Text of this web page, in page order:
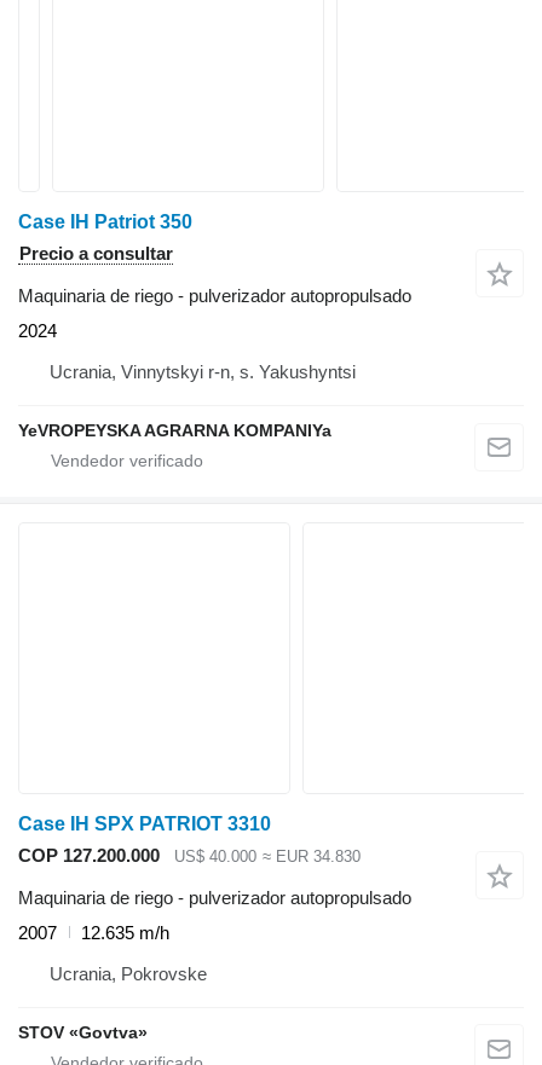
Case IH Patriot 350
Precio a consultar
Maquinaria de riego - pulverizador autopropulsado
2024
Ucrania, Vinnytskyi r-n, s. Yakushyntsi
YeVROPEYSKA AGRARNA KOMPANIYa
Case IH SPX PATRIOT 3310
COP 127.200.000
US$ 40.000 ≈ EUR 34.830
Maquinaria de riego - pulverizador autopropulsado
2007
12.635 m/h
Ucrania, Pokrovske
STOV «Govtva»